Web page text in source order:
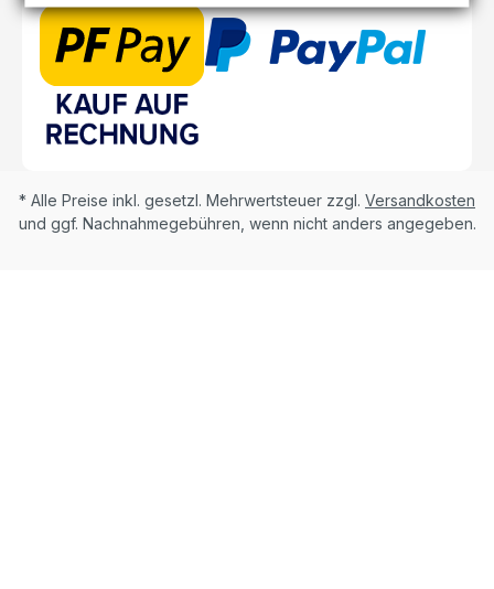
* Alle Preise inkl. gesetzl. Mehrwertsteuer zzgl. Versandkosten
und ggf. Nachnahmegebühren, wenn nicht anders angegeben.